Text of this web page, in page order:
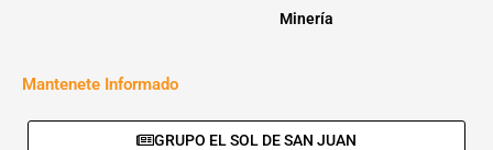
Minería
Mantenete Informado
GRUPO EL SOL DE SAN JUAN